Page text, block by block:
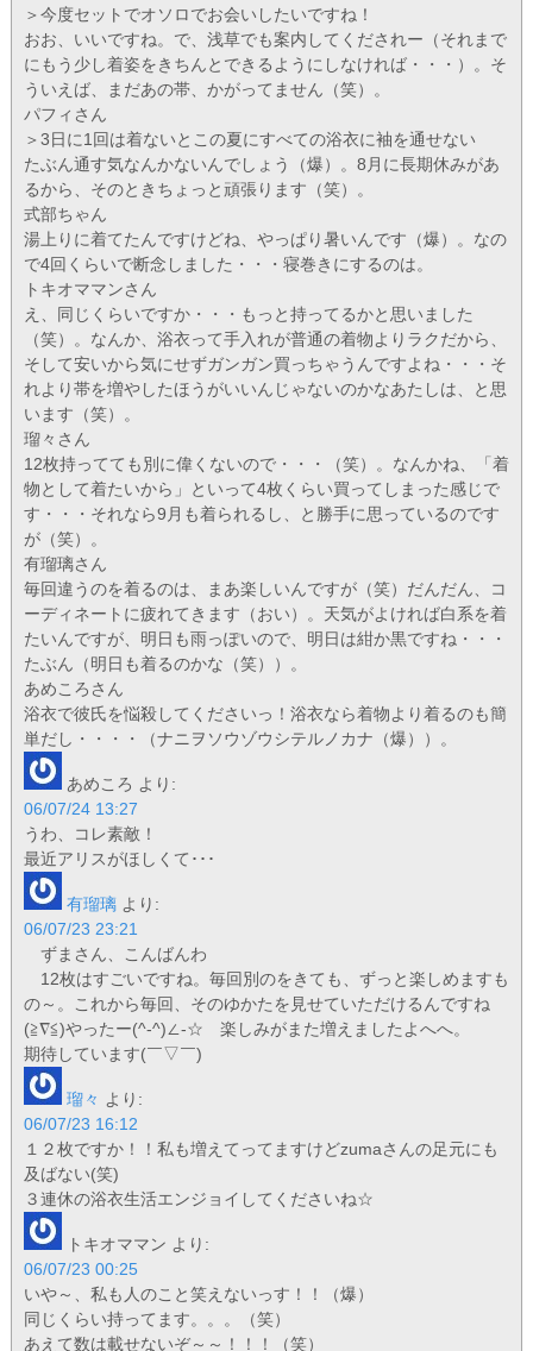
＞今度セットでオソロでお会いしたいですね！
おお、いいですね。で、浅草でも案内してくだされー（それまで
にもう少し着姿をきちんとできるようにしなければ・・・）。そ
ういえば、まだあの帯、かがってません（笑）。
パフィさん
＞3日に1回は着ないとこの夏にすべての浴衣に袖を通せない
たぶん通す気なんかないんでしょう（爆）。8月に長期休みがあ
るから、そのときちょっと頑張ります（笑）。
式部ちゃん
湯上りに着てたんですけどね、やっぱり暑いんです（爆）。なの
で4回くらいで断念しました・・・寝巻きにするのは。
トキオママンさん
え、同じくらいですか・・・もっと持ってるかと思いました
（笑）。なんか、浴衣って手入れが普通の着物よりラクだから、
そして安いから気にせずガンガン買っちゃうんですよね・・・そ
れより帯を増やしたほうがいいんじゃないのかなあたしは、と思
います（笑）。
瑠々さん
12枚持ってても別に偉くないので・・・（笑）。なんかね、「着
物として着たいから」といって4枚くらい買ってしまった感じで
す・・・それなら9月も着られるし、と勝手に思っているのです
が（笑）。
有瑠璃さん
毎回違うのを着るのは、まあ楽しいんですが（笑）だんだん、コ
ーディネートに疲れてきます（おい）。天気がよければ白系を着
たいんですが、明日も雨っぽいので、明日は紺か黒ですね・・・
たぶん（明日も着るのかな（笑））。
あめころさん
浴衣で彼氏を悩殺してくださいっ！浴衣なら着物より着るのも簡
単だし・・・・（ナニヲソウゾウシテルノカナ（爆））。
あめころ より:
06/07/24 13:27
うわ、コレ素敵！
最近アリスがほしくて･･･
有瑠璃 より:
06/07/23 23:21
ずまさん、こんばんわ
12枚はすごいですね。毎回別のをきても、ずっと楽しめますも
の～。これから毎回、そのゆかたを見せていただけるんですね
(≧∇≦)やったー(^-^)∠-☆ 楽しみがまた増えましたよへへ。
期待しています(￣▽￣)ゞ
瑠々 より:
06/07/23 16:12
１２枚ですか！！私も増えてってますけどzumaさんの足元にも
及ばない(笑)
３連休の浴衣生活エンジョイしてくださいね☆
トキオママン より:
06/07/23 00:25
いや～、私も人のこと笑えないっす！！（爆）
同じくらい持ってます。。。（笑）
あえて数は載せないぞ～～！！！（笑）